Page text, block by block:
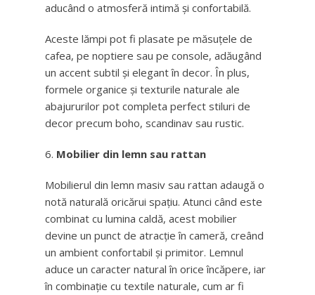
aducând o atmosferă intimă și confortabilă.
Aceste lămpi pot fi plasate pe măsuțele de
cafea, pe noptiere sau pe console, adăugând
un accent subtil și elegant în decor. În plus,
formele organice și texturile naturale ale
abajururilor pot completa perfect stiluri de
decor precum boho, scandinav sau rustic.
Mobilier din lemn sau rattan
Mobilierul din lemn masiv sau rattan adaugă o
notă naturală oricărui spațiu. Atunci când este
combinat cu lumina caldă, acest mobilier
devine un punct de atracție în cameră, creând
un ambient confortabil și primitor. Lemnul
aduce un caracter natural în orice încăpere, iar
în combinație cu textile naturale, cum ar fi